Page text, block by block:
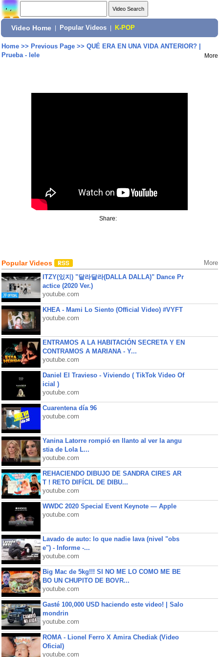
Video Home Popular Videos K-POP
Home>> Previous Page>> QUÉ ERA EN UNA VIDA ANTERIOR? |
Prueba - lele
More
Share:
Popular Videos More
ITZY(있지) "달라달라(DALLA DALLA)" Dance Pr
actice (2020 Ver.)
youtube.com
KHEA - Mami Lo Siento (Official Video) #VYFT
youtube.com
ENTRAMOS A LA HABITACIÓN SECRETA Y EN
CONTRAMOS A MARIANA - Y...
youtube.com
Daniel El Travieso - Viviendo ( TikTok Video Of
icial )
youtube.com
Cuarentena día 96
youtube.com
Yanina Latorre rompió en llanto al ver la angu
stia de Lola L...
youtube.com
REHACIENDO DIBUJO DE SANDRA CIRES AR
T ! RETO DIFÍCIL DE DIBU...
youtube.com
WWDC 2020 Special Event Keynote — Apple
youtube.com
Lavado de auto: lo que nadie lava (nivel "obs
e") - Informe -...
youtube.com
Big Mac de 5kg!!! SI NO ME LO COMO ME BE
BO UN CHUPITO DE BOVR...
youtube.com
Gasté 100,000 USD haciendo este video! | Salo
mondrin
youtube.com
ROMA - Lionel Ferro X Amira Chediak (Video
Oficial)
youtube.com